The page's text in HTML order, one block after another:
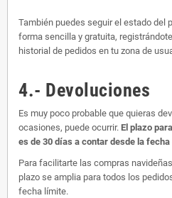
También puedes seguir el estado del
forma sencilla y gratuita,
historial de pedidos en tu zona de
4.- Devoluciones
Es muy poco probable que quieras
ocasiones, puede ocurrir. El plazo
es de 30 días a contar desde la
Para facilitarte las compras
plazo se amplia para todos los
fecha límite.